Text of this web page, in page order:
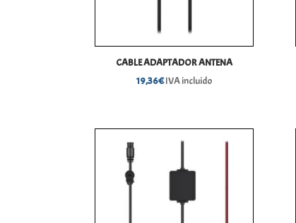
CABLE ADAPTADOR ANTENA
19,36€IVA incluido